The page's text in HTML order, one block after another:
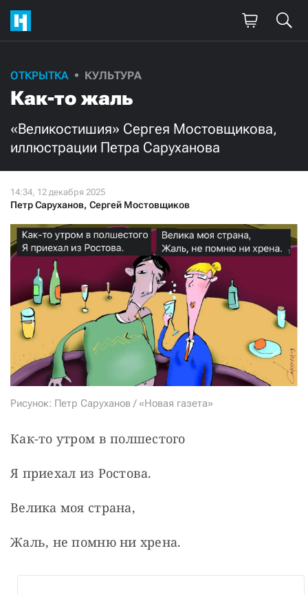
ОТКРЫТКА КУЛЬТУРА
Как-то жаль
«Великостишия» Сергея Мостовщикова,
иллюстрации Петра Саруханова
Петр Саруханов, Сергей Мостовщиков
Рисунок: Петр Саруханов / «Новая газета»
Как-то утром в полшестого
Я приехал из Ростова.
Велика моя страна,
Жаль, не помню ни хрена.